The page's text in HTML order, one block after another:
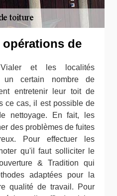
de
et les localités
certain nombre de
entretenir leur toit de
ce cas, il est possible de
nettoyage. En fait, les
des problèmes de fuites
Pour effectuer les
qu'il faut solliciter le
& Tradition qui
adaptées pour la
qualité de travail. Pour